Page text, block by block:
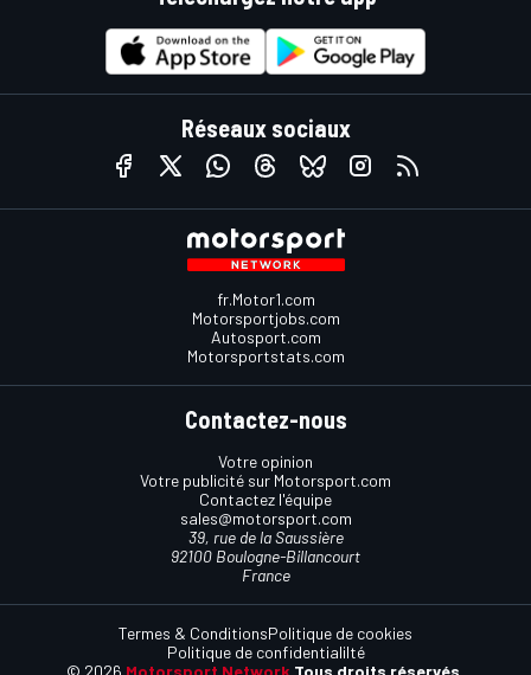
Réseaux sociaux
fr.Motor1.com
Motorsportjobs.com
Autosport.com
Motorsportstats.com
Contactez-nous
Votre opinion
Votre publicité sur Motorsport.com
Contactez l'équipe
sales@motorsport.com
39, rue de la Saussière
92100 Boulogne-Billancourt
France
Termes & ConditionsPolitique de cookies
Politique de confidentialilté